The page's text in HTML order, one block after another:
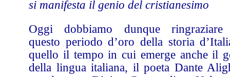
si manifesta il genio del cristianesimo
Oggi dobbiamo dunque ringraziare
questo periodo d’oro della storia
quello il tempo in cui emerge anche il
della lingua italiana, il poeta Dante